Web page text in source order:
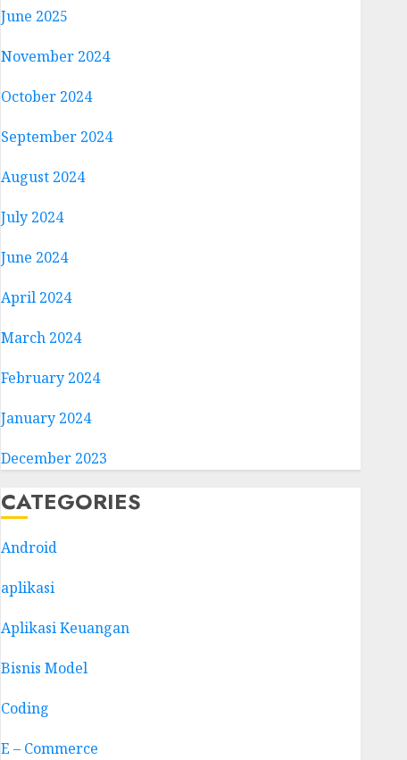
June 2025
November 2024
October 2024
September 2024
August 2024
July 2024
June 2024
April 2024
March 2024
February 2024
January 2024
December 2023
CATEGORIES
Android
aplikasi
Aplikasi Keuangan
Bisnis Model
Coding
E – Commerce